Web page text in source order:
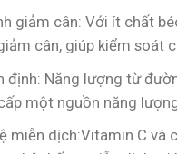
giảm cân: Với ít chất
cân, giúp kiểm soát
định: Năng lượng từ
một nguồn năng
miễn dịch:Vitamin C